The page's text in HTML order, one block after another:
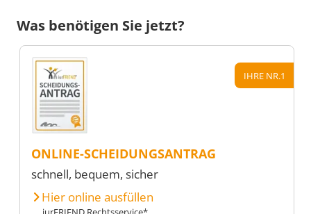
Was benötigen Sie jetzt?
IHRE NR.1
ONLINE-SCHEIDUNGSANTRAG
schnell, bequem, sicher
Hier online ausfüllen